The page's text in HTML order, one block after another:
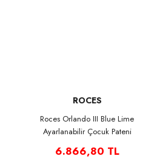
ROCES
Roces Orlando III Blue Lime
Ayarlanabilir Çocuk Pateni
6.866,80 TL